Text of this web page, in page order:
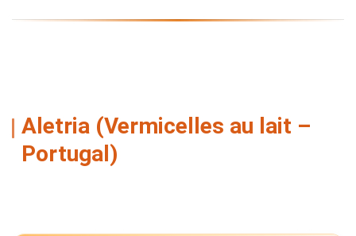
Aletria (Vermicelles au lait –
Portugal)